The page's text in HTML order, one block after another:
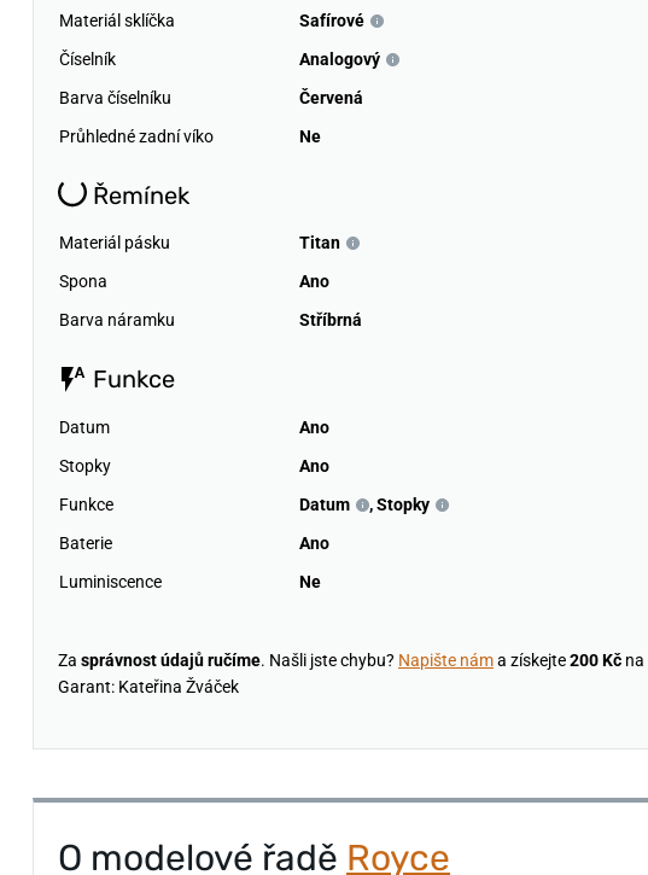
Materiál sklíčka
Safírové
Číselník
Analogový
Barva číselníku
Červená
Průhledné zadní víko
Ne
Řemínek
Materiál pásku
Titan
Spona
Ano
Barva náramku
Stříbrná
Funkce
Datum
Ano
Stopky
Ano
Funkce
Datum ,Stopky
Baterie
Ano
Luminiscence
Ne
Za správnost údajů ručíme. Našli jste chybu? Napište náma získejte200 Kč na
Garant: Kateřina Žváček
O modelové řadě Royce